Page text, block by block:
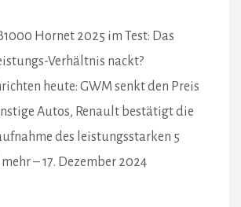
Hornet 2025 im Test: Das
Verhältnis nackt?
heute: GWM senkt den Preis
Autos, Renault bestätigt die
des leistungsstarken 5
– 17. Dezember 2024